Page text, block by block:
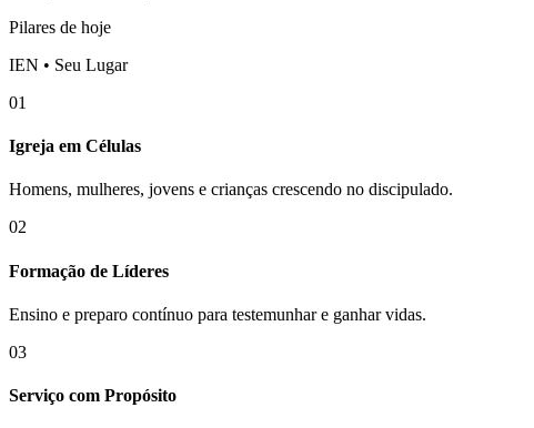
Pilares de hoje
IEN • Seu Lugar
01
Igreja em Células
Homens, mulheres, jovens e crianças crescendo no discipulado.
02
Formação de Líderes
Ensino e preparo contínuo para testemunhar e ganhar vidas.
03
Serviço com Propósito